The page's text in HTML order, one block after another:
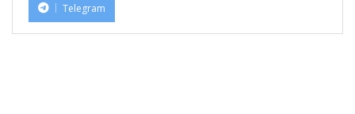
Telegram